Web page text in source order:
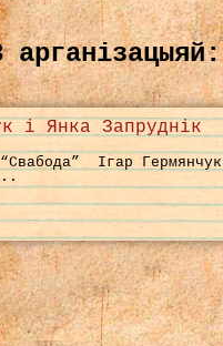
і Янка Запруднік
Ігар